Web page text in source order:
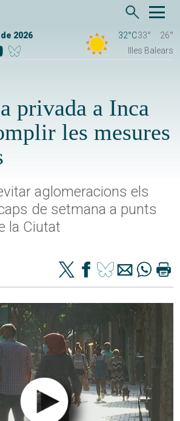
2026 32°C33°
26°
Illes Balears
privada a Inca
les mesures
aglomeracions els
de setmana a punts
la Ciutat